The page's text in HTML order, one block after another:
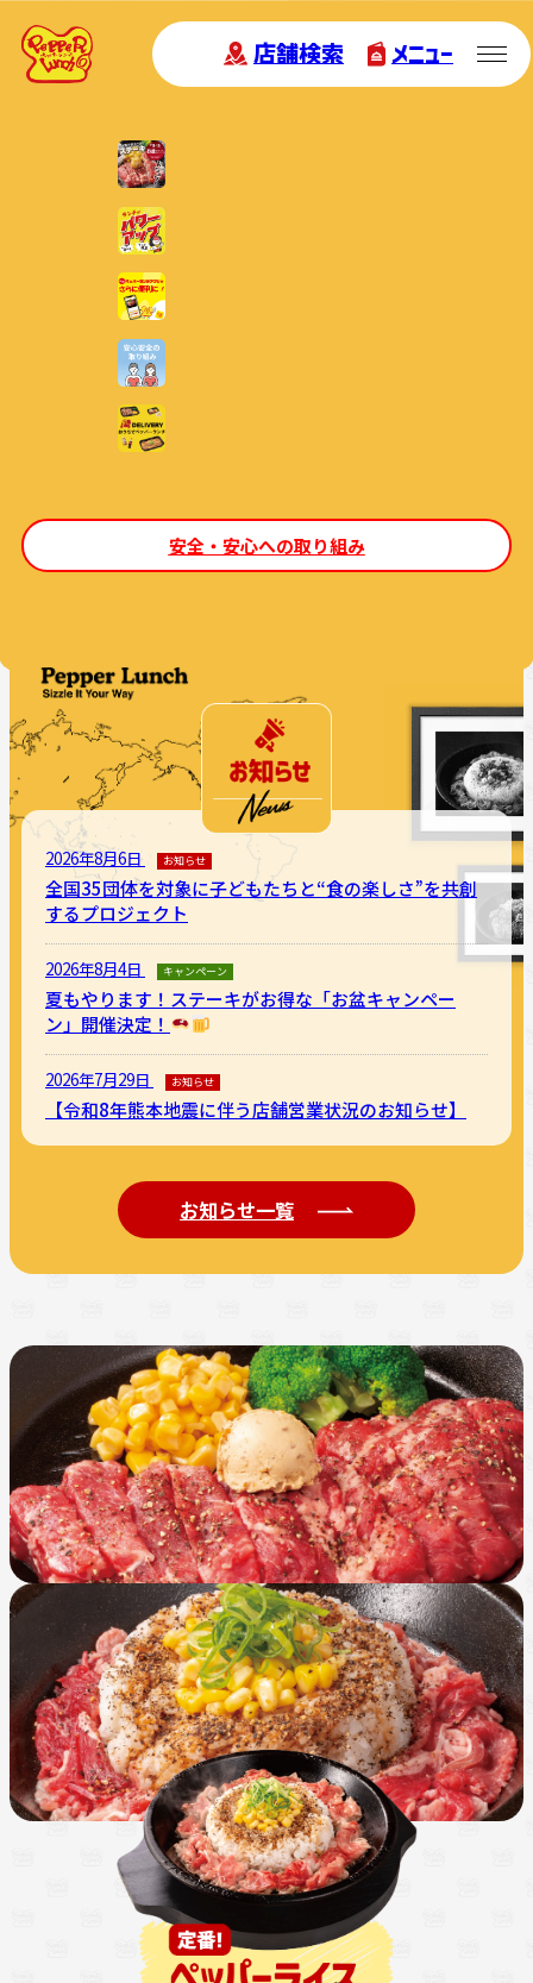
店舗検索 メニュー
安全・安心への取り組み
2026年8月6日 お知らせ
全国35団体を対象に子どもたちと“食の楽しさ”を共創
するプロジェクト
2026年8月4日 キャンペーン
夏もやります！ステーキがお得な「お盆キャンペー
ン」開催決定！
2026年7月29日 お知らせ
【令和8年熊本地震に伴う店舗営業状況のお知らせ】
お知らせ一覧